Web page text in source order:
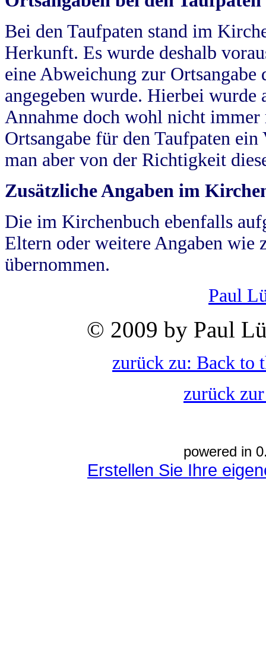
Bei den Taufpaten stand im
Herkunft. Es wurde deshalb
eine Abweichung zur
angegeben wurde. Hierbei wurde
Annahme doch wohl nicht
Ortsangabe für den Taufpaten
man aber von der Richtigkeit
Zusätzliche Angaben im
Die im Kirchenbuch ebenfalls
Eltern oder weitere Angaben wie
übernommen.
Paul
© 2009 by Paul
zurück zu: Back to
zurück
powered in
Erstellen Sie Ihre